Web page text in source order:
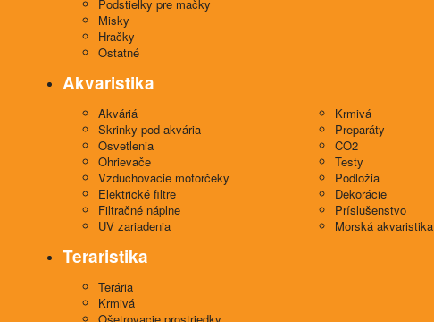
Podstielky pre mačky
Misky
Hračky
Ostatné
Akvaristika
Akváriá
Skrinky pod akvária
Osvetlenia
Ohrievače
Vzduchovacie motorčeky
Elektrické filtre
Filtračné náplne
UV zariadenia
Krmivá
Preparáty
CO2
Testy
Podložia
Dekorácie
Príslušenstvo
Morská akvaristika
Teraristika
Terária
Krmivá